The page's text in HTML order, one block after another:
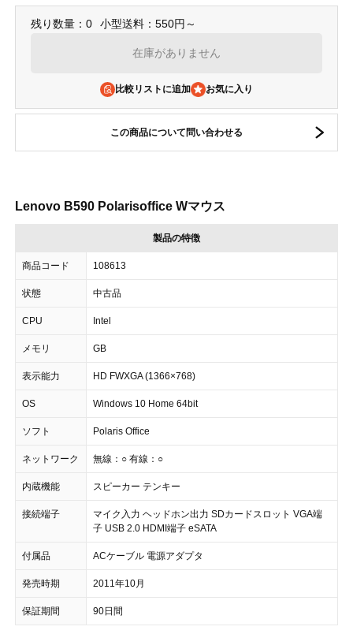
残り数量：0 小型送料：550円～
在庫がありません
比較リストに追加
この商品について問い合わせる
Lenovo B590 Polarisoffice Wマウス
製品の特徴
商品コード 108613
状態 中古品
CPU Intel
メモリ GB
表示能力 HD FWXGA (1366×768)
OS Windows 10 Home 64bit
ソフト Polaris Office
ネットワーク 無線：○ 有線：○
内蔵機能 スピーカー テンキー
接続端子
マイク入力 ヘッドホン出力 SDカードスロット VGA端
子 USB 2.0 HDMI端子 eSATA
付属品 ACケーブル 電源アダプタ
発売時期 2011年10月
保証期間 90日間